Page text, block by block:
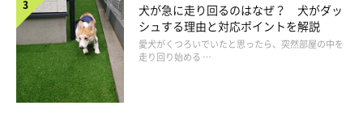
犬が急に走り回るのはなぜ？ 犬がダッ
シュする理由と対応ポイントを解説
愛犬がくつろいでいたと思ったら、突然部屋の中を
走り回り始める …